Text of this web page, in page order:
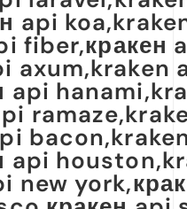
api
fiber,кракен
axum,kraken
api
new